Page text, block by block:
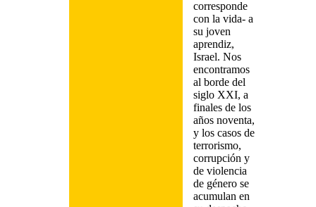
corresponde
con la vida- a
su joven
aprendiz,
Israel. Nos
encontramos
al borde del
siglo XXI, a
finales de los
años noventa,
y los casos de
terrorismo,
corrupción y
de violencia
de género se
acumulan en